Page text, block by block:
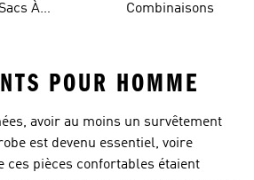
Sacs À
Combinaisons
POUR HOMME
avoir au moins un survêtement
est devenu essentiel, voire
ces pièces confortables étaient